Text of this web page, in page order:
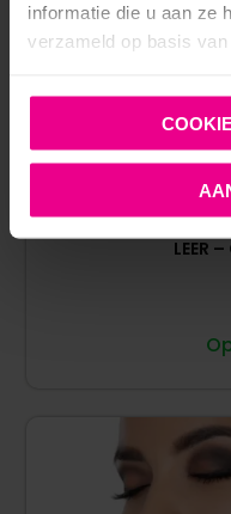
informatie die u aan ze
verzameld op basis
KINKY DIVA –
LEER